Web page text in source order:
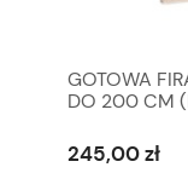
GOTOWA
DO 200 CM
245,00 zł